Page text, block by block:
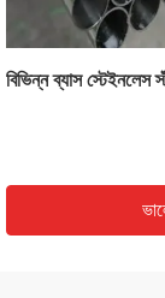
VIDEO
DX51D Z PPGI